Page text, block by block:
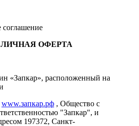
соглашение
ОФЕРТА
«Запкар», расположенный на
www.запкар.рф , Общество с
"Запкар", и
197372, Санкт-